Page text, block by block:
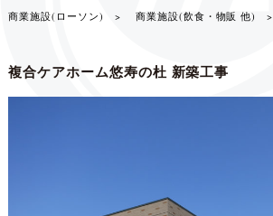
商業施設(ローソン) > 商業施設(飲食・物販 他) >
複合ケアホーム悠寿の杜 新築工事